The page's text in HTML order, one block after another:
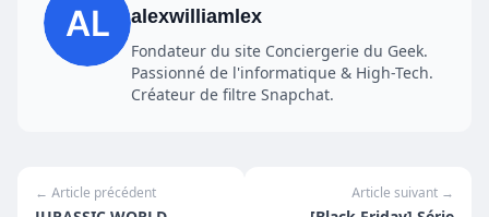
alexwilliamlex
Fondateur du site Conciergerie du Geek.
Passionné de l'informatique & High-Tech.
Créateur de filtre Snapchat.
← Article précédent Article suivant →